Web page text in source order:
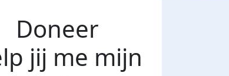
Doneer
jij me mijn